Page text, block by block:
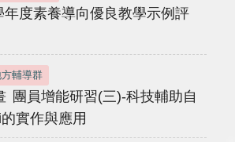
度素養導向優良教學示例評
輔導群
團員增能研習(三)-科技輔助自
實作與應用